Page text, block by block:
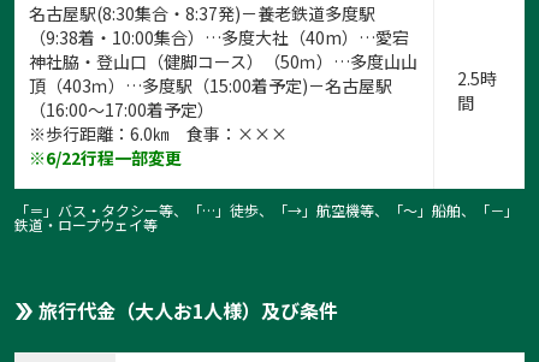
名古屋駅(8:30集合・8:37発)－養老鉄道多度駅
（9:38着・10:00集合）…多度大社（40m）…愛宕
神社脇・登山口（健脚コース）（50ｍ）…多度山山
頂（403ｍ）…多度駅（15:00着予定)－名古屋駅
（16:00～17:00着予定）
※歩行距離：6.0㎞ 食事：×××
※6/22行程一部変更
2.5時
間
「＝」バス・タクシー等、「…」徒歩、「→」航空機等、「〜」船舶、「－」
鉄道・ロープウェイ等
旅行代金（大人お1人様）及び条件